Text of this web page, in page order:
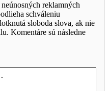
reklamných
schváleniu
sloboda slova, ak nie
Komentáre sú následne